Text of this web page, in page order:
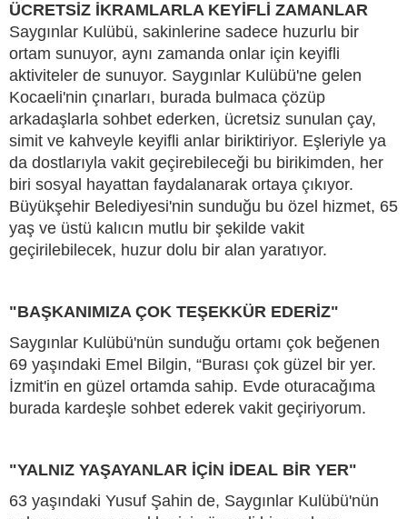
ÜCRETSİZ İKRAMLARLA KEYİFLİ ZAMANLAR
Saygınlar Kulübü, sakinlerine sadece huzurlu bir
ortam sunuyor, aynı zamanda onlar için keyifli
aktiviteler de sunuyor. Saygınlar Kulübü'ne gelen
Kocaeli'nin çınarları, burada bulmaca çözüp
arkadaşlarla sohbet ederken, ücretsiz sunulan çay,
simit ve kahveyle keyifli anlar biriktiriyor. Eşleriyle ya
da dostlarıyla vakit geçirebileceği bu birikimden, her
biri sosyal hayattan faydalanarak ortaya çıkıyor.
Büyükşehir Belediyesi'nin sunduğu bu özel hizmet, 65
yaş ve üstü kalıcın mutlu bir şekilde vakit
geçirilebilecek, huzur dolu bir alan yaratıyor.
"BAŞKANIMIZA ÇOK TEŞEKKÜR EDERİZ"
Saygınlar Kulübü'nün sunduğu ortamı çok beğenen
69 yaşındaki Emel Bilgin, “Burası çok güzel bir yer.
İzmit'in en güzel ortamda sahip. Evde oturacağıma
burada kardeşle sohbet ederek vakit geçiriyorum.
"YALNIZ YAŞAYANLAR İÇİN İDEAL BİR YER"
63 yaşındaki Yusuf Şahin de, Saygınlar Kulübü'nün